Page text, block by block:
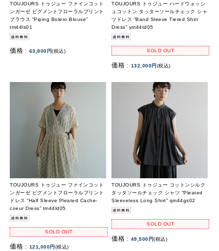
TOUJOURS トゥジュー ファインコット
ンガーゼ ピグメントフローラルプリント
ブラウス “Piping Bolero Blouse”
tm44ls01
価格 : 63,800円(税込)
TOUJOURS トゥジュー ハードウォッシ
ュコットン タッターソールチェック シャ
ツドレス “Band Sleeve Tiered Shirt
Dress” ym44td05
SOLD OUT
価格 : 132,000円(税込)
TOUJOURS トゥジュー ファインコット
ンガーゼ ピグメントフローラルプリント
ドレス “Half Sleeve Pleated Cache-
coeur Dress” tm44ld05
SOLD OUT
価格 : 121,000円 (税込)
TOUJOURS トゥジュー コットンシルク
タッタソールチェック シャツ “Pleated
Sleeveless Long Shirt” qm44gs02
SOLD OUT
価格 : 49,500円(税込)